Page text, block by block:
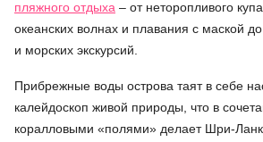
пляжного отдыха – от неторопливого
океанских волнах и плавания с маской
и морских экскурсий.
Прибрежные воды острова таят в себе
калейдоскоп живой природы, что в
коралловыми «полями» делает Шри-